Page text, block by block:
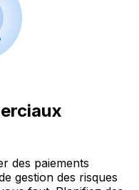
des paiements
gestion des risques